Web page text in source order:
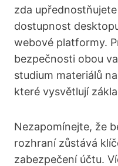
zda
dostupnost
webové platformy.
bezpečnosti obou
studium materiálů na
které vysvětlují
Nezapomínejte, že
rozhraní zůstává
zabezpečení účtu.